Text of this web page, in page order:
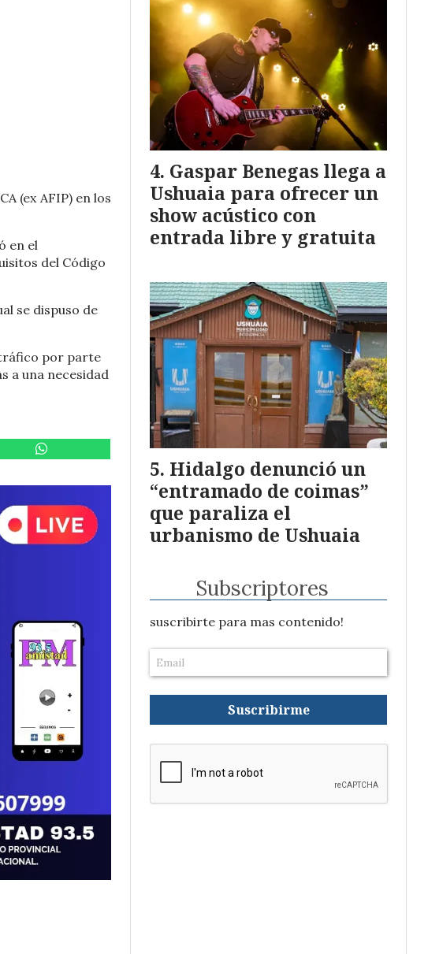
(ex AFIP) en los
en el
del Código
se dispuso de
por parte
a una necesidad
Gaspar Benegas llega a
Ushuaia para ofrecer un
show acústico con
entrada libre y gratuita
Hidalgo denunció un
“entramado de coimas”
que paraliza el
urbanismo de Ushuaia
Subscriptores
suscribirte para mas contenido!
Suscribirme